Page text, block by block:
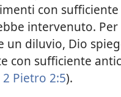
con
intervenuto.
un diluvio, Dio
con sufficiente
2 Pietro 2:5).